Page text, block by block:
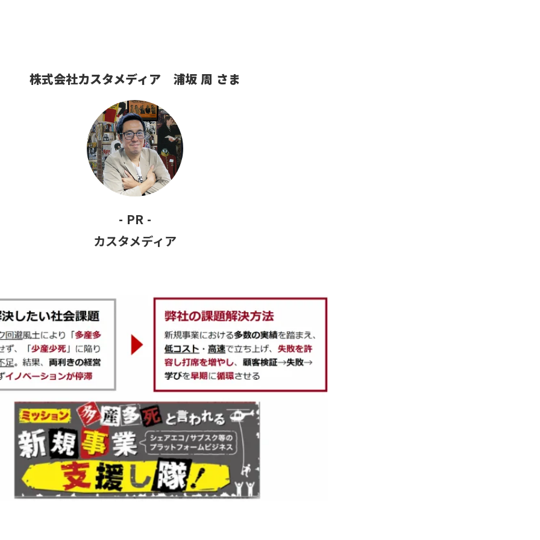
株式会社カスタメディア 浦坂 周 さま
- PR -
カスタメディア